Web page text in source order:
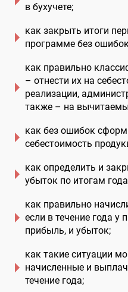
в бухучете;
как закрыть итоги
программе без
как правильно
– отнести их на
реализации,
также – на
как без ошибок
себестоимость
как определить и
убыток по итогам
как правильно
если в течение года у
прибыль, и убыток;
как такие ситуации
начисленные и
течение года;